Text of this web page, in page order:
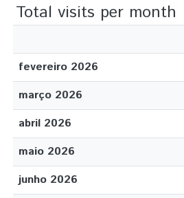
Total visits per month
fevereiro 2026
março 2026
abril 2026
maio 2026
junho 2026